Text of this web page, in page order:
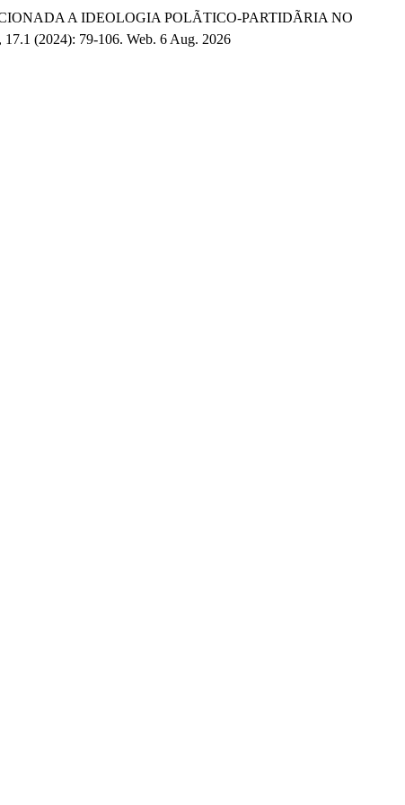
A IDEOLOGIA POLÃTICO-PARTIDÃRIA NO
17.1 (2024): 79-106. Web. 6 Aug. 2026